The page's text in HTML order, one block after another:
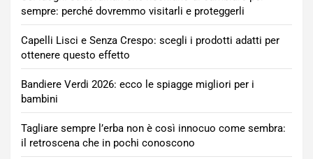
sempre: perché dovremmo visitarli e proteggerli
Capelli Lisci e Senza Crespo: scegli i prodotti adatti per
ottenere questo effetto
Bandiere Verdi 2026: ecco le spiagge migliori per i
bambini
Tagliare sempre l’erba non è così innocuo come sembra:
il retroscena che in pochi conoscono